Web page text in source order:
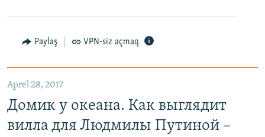
Paylaş VPN-siz açmaq
Aprel 28, 2017
Домик у океана. Как выглядит
вилла для Людмилы Путиной –